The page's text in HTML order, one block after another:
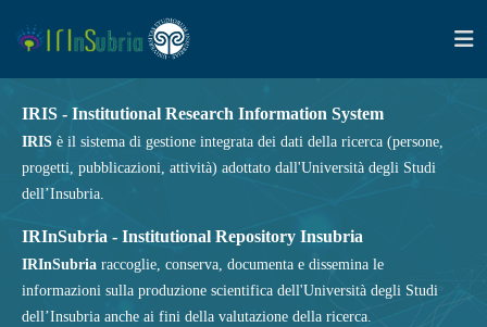
IRIS - Institutional Research Information System
IRIS è il sistema di gestione integrata dei dati della ricerca (persone,
progetti, pubblicazioni, attività) adottato dall'Università degli Studi
dell’Insubria.
IRInSubria - Institutional Repository Insubria
IRInSubria raccoglie, conserva, documenta e dissemina le
informazioni sulla produzione scientifica dell'Università degli Studi
dell’Insubria anche ai fini della valutazione della ricerca.